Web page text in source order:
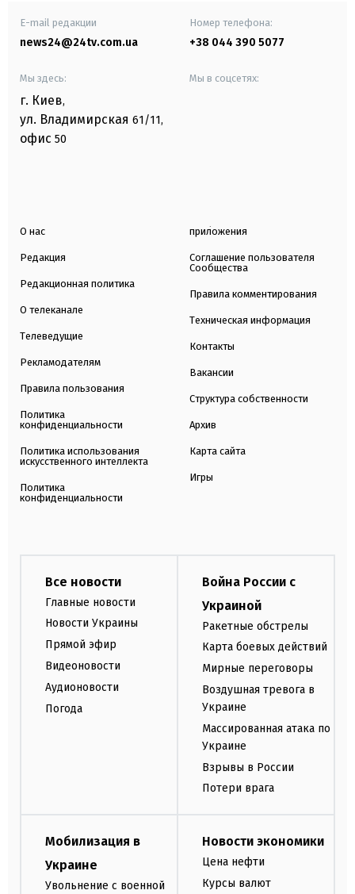
E-mail редакции
news24@24tv.com.ua
Номер телефона:
+38 044 390 5077
Мы здесь:
г. Киев,
ул. Владимирская 61/11,
офис 50
Мы в соцсетях:
О нас
Редакция
Редакционная политика
О телеканале
Телеведущие
Рекламодателям
Правила пользования
Политика
конфиденциальности
Политика использования
искусственного интеллекта
Политика
конфиденциальности
приложения
Соглашение пользователя
Сообщества
Правила комментирования
Техническая информация
Контакты
Вакансии
Структура собственности
Архив
Карта сайта
Игры
Все новости
Главные новости
Новости Украины
Прямой эфир
Видеоновости
Аудионовости
Погода
Война России с
Украиной
Ракетные обстрелы
Карта боевых действий
Мирные переговоры
Воздушная тревога в
Украине
Массированная атака по
Украине
Взрывы в России
Потери врага
Мобилизация в
Украине
Увольнение с военной
Новости экономики
Цена нефти
Курсы валют